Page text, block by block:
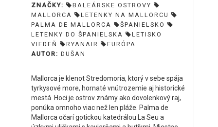
ZNAČKY:
BALEÁRSKE OSTROVY
MALLORCA
LETENKY NA MALLORCU
PALMA DE MALLORCA
ŠPANIELSKO
LETENKY DO ŠPANIELSKA
LETISKO
VIEDEŇ
RYANAIR
EURÓPA
AUTOR: DUŠAN
Mallorca je klenot Stredomoria, ktorý v sebe spája
tyrkysové more, hornaté vnútrozemie aj historické
mestá. Hoci je ostrov známy ako dovolenkový raj,
ponúka omnoho viac než len pláže. Palma de
Mallorca očarí gotickou katedrálou La Seu a